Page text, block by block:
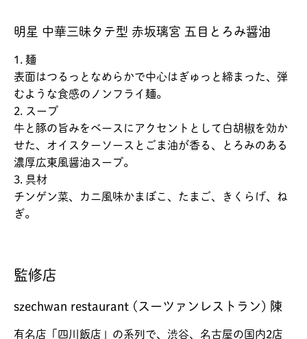
明星 中華三昧タテ型 赤坂璃宮 五目とろみ醤油
1. 麺
表面はつるっとなめらかで中心はぎゅっと締まった、弾
むような食感のノンフライ麺。
2. スープ
牛と豚の旨みをベースにアクセントとして白胡椒を効か
せた、オイスターソースとごま油が香る、とろみのある
濃厚広東風醤油スープ。
3. 具材
チンゲン菜、カニ風味かまぼこ、たまご、きくらげ、ね
ぎ。
監修店
szechwan restaurant (スーツァンレストラン) 陳
有名店「四川飯店」の系列で、渋谷、名古屋の国内2店